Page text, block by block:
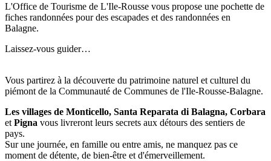
L'Office de Tourisme de L'Ile-Rousse vous propose une pochette de
fiches randonnées pour des escapades et des randonnées en
Balagne.
Laissez-vous guider…
Vous partirez à la découverte du patrimoine naturel et culturel du
piémont de la Communauté de Communes de l'Ile-Rousse-Balagne.
Les villages de Monticello, Santa Reparata di Balagna, Corbara
et Pigna vous livreront leurs secrets aux détours des sentiers de
pays.
Sur une journée, en famille ou entre amis, ne manquez pas ce
moment de détente, de bien-être et d'émerveillement.